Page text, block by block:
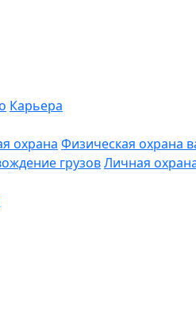
Карьера
охрана Физическая охрана
грузовЛичная